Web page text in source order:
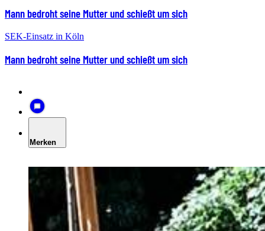
Mann bedroht seine Mutter und schießt um sich
SEK-Einsatz in Köln
Mann bedroht seine Mutter und schießt um sich
Merken